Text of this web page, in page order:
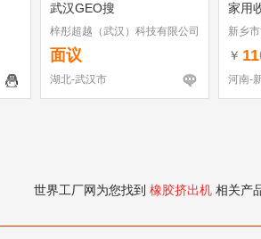
武汉GEO搜
梓彤超越（武汉）科技有限公司
面议
湖北-武汉市
家用
新乡
￥
河南-
世界工厂网为您找到 橡胶挤出机 相关产